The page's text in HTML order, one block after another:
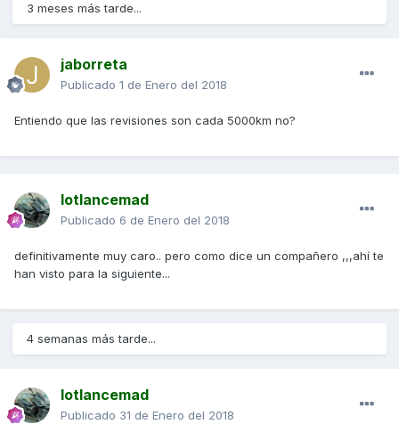
3 meses más tarde...
jaborreta
Publicado 1 de Enero del 2018
Entiendo que las revisiones son cada 5000km no?
lotlancemad
Publicado 6 de Enero del 2018
definitivamente muy caro.. pero como dice un compañero ,,,ahí te
han visto para la siguiente...
4 semanas más tarde...
lotlancemad
Publicado 31 de Enero del 2018